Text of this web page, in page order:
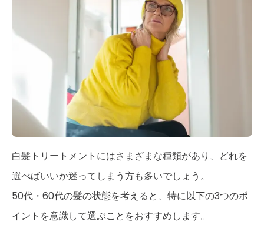
白髪トリートメントにはさまざまな種類があり、どれを
選べばいいか迷ってしまう方も多いでしょう。
50代・60代の髪の状態を考えると、特に以下の3つのポ
イントを意識して選ぶことをおすすめします。